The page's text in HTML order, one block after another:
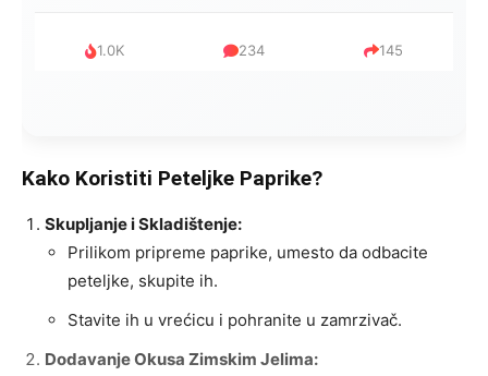
1.0K 234 145
Kako Koristiti Peteljke Paprike?
Skupljanje i Skladištenje:
Prilikom pripreme paprike, umesto da odbacite
peteljke, skupite ih.
Stavite ih u vrećicu i pohranite u zamrzivač.
Dodavanje Okusa Zimskim Jelima: